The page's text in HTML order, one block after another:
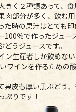
きく２種類あって、食
肉部分が多く、飲む用
た時の果汁はとても
100％で作ったジュー
うジュースです。
ン生産者しか飲めな
ワインを作るための
果皮も厚い黒ぶどう
ぷりです！